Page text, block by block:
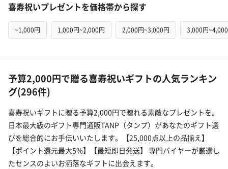
喜寿祝いプレゼントを価格帯から探す
~1,000円 1,000円~2,000円 2,000円~3,000円 3,000円
予算2,000円で贈る喜寿祝いギフトの人気ランキン
グ(296件)
喜寿祝いギフトに贈る予算2,000円で贈れる素敵なプレゼントを。
日本最大級のギフト専門通販TANP（タンプ）があなたのギフト選
びを総合的にお手伝いいたします。【25,000点以上の品揃え】
【ポイント還元最大5%】【最短即日発送】 専門バイヤーが厳選し
たセンスのよいお洒落なギフトに出会えます。